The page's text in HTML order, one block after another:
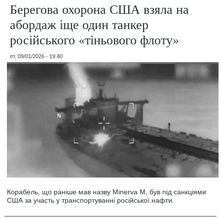
Берегова охорона США взяла на
абордаж іще один танкер
російського «тіньового флоту»
пт, 09/01/2026 - 19:40
Корабель, що раніше мав назву Minerva M, був під санкціями
США за участь у транспортуванні російської нафти.